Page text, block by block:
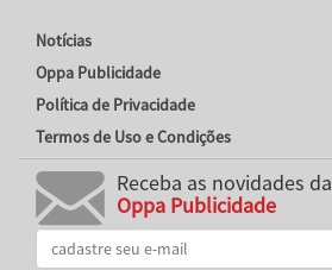
Notícias
Oppa Publicidade
Política de Privacidade
Termos de Uso e Condições
Receba as novidades da
Oppa Publicidade